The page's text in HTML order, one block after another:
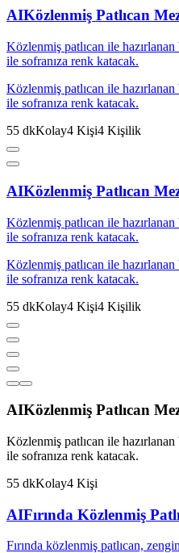
AIKözlenmiş Patlıcan
Közlenmiş patlıcan ile
ile sofranıza renk katacak.
Közlenmiş patlıcan ile
ile sofranıza renk katacak.
55 dkKolay4 Kişi4 Kişilik
AIKözlenmiş Patlıcan
Közlenmiş patlıcan ile
ile sofranıza renk katacak.
Közlenmiş patlıcan ile
ile sofranıza renk katacak.
55 dkKolay4 Kişi4 Kişilik
AIKözlenmiş Patlıcan
Közlenmiş patlıcan ile
ile sofranıza renk katacak.
55 dkKolay4 Kişi
AIFırında Közlenmiş
Fırında közlenmiş patlıcan,